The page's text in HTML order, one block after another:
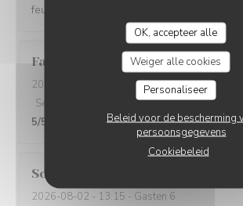
OK, accepteer alle
Weiger alle cookies
Personaliseer
Beleid voor de bescherming
persoonsgegevens
Cookiebeleid
feuille à la crème noisette-vanille. Un
Famille
2026-08-02
- 12:15 - Gasten 5
Service
Atmosfeer:5/5 Keuken:5
5/5
Sophie
2026-08-02 - 13:15 - Gasten 6